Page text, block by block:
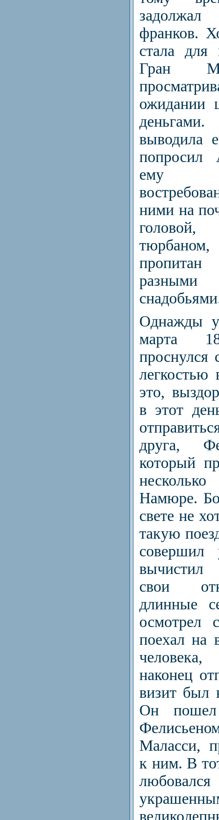
франков.
стала для
Гран
ожидании
выводила
попросил
ему
ними на
разными
Однажды
марта
проснулся
легкостью
это,
в этот
друга,
который
Намюре.
свете не
такую
совершил
вычистил
свои
длинные
осмотрел
поехал на
наконец
визит был
Он
Маласси,
к ним. В